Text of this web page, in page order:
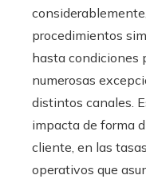
procedimientos
hasta condiciones
numerosas
distintos canales.
impacta de forma
cliente, en las
operativos que